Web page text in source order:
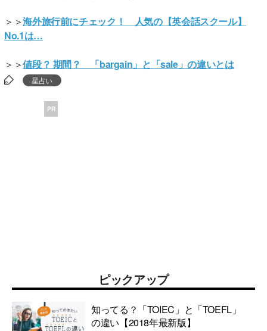
＞＞海外旅行前にチェック！ 人気の【英会話スクール】
No.1は…
＞＞値段？ 期間？ 「bargain」と「sale」の違いとは
星占い
PR
ピックアップ
知ってる？「TOIEC」と「TOEFL」
の違い【2018年最新版】